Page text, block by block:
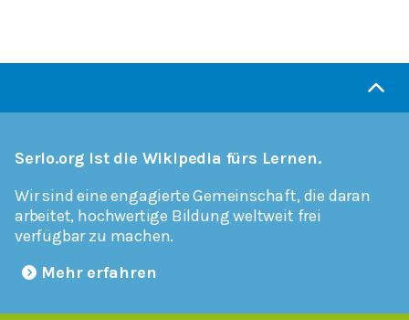
Serlo.org ist die Wikipedia fürs Lernen.
Wir sind eine engagierte Gemeinschaft, die daran
arbeitet, hochwertige Bildung weltweit frei
verfügbar zu machen.
Mehr erfahren